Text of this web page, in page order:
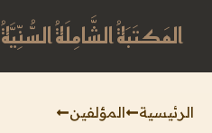
المَكتَبَةُ الشَّامِلَةُ السُّنِّيَّةُ
الرئيسية المؤلفين